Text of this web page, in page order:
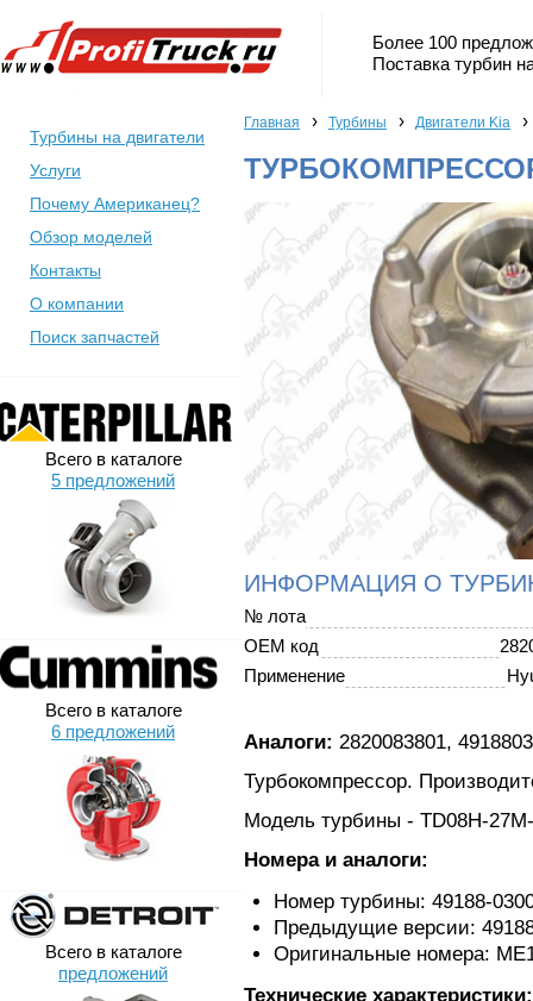
Более 100
Поставка турбин
Турбины на двигатели
Услуги
Почему Американец?
Обзор моделей
Контакты
О компании
Поиск запчастей
Всего в каталоге
5 предложений
Всего в каталоге
6 предложений
Всего в каталоге
предложений
Главная › Турбины › Двигатели Kia ›
ТУРБОКОМПРЕССОР
ИНФОРМАЦИЯ О
№ лота
OEM код
Применение
Аналоги: 2820083801,
Турбокомпрессор.
Модель турбины - TD08H-
Номера и аналоги:
Номер турбины: 49188-
Предыдущие версии:
Оригинальные номера:
Технические характеристики: